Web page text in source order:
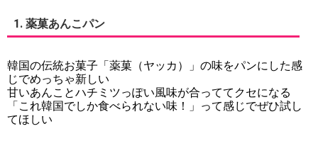
1. 薬菓あんこパン
韓国の伝統お菓子「薬菓（ヤッカ）」の味をパンにした感
じでめっちゃ新しい
甘いあんことハチミツっぽい風味が合っててクセになる
「これ韓国でしか食べられない味！」って感じでぜひ試し
てほしい